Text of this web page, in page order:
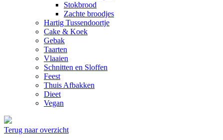
Stokbrood
Zachte broodjes
Hartig Tussendoortje
Cake & Koek
Gebak
Taarten
Vlaaien
Schnitten en Sloffen
Feest
Thuis Afbakken
Dieet
Vegan
Terug naar overzicht